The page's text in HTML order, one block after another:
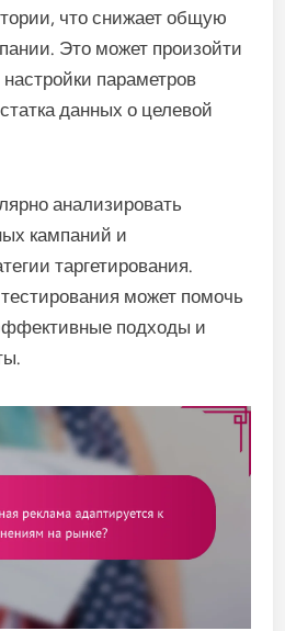
что снижает общую
Это может произойти
параметров
данных о целевой
анализировать
кампаний и
таргетирования.
может помочь
подходы и